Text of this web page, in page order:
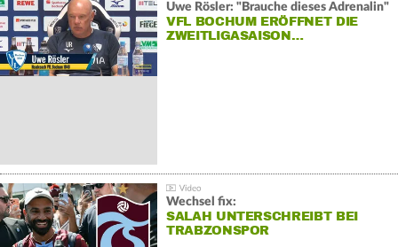
Uwe Rösler: "Brauche dieses Adrenalin"
VFL BOCHUM ERÖFFNET DIE
ZWEITLIGASAISON…
Wechsel fix:
SALAH UNTERSCHREIBT BEI
TRABZONSPOR